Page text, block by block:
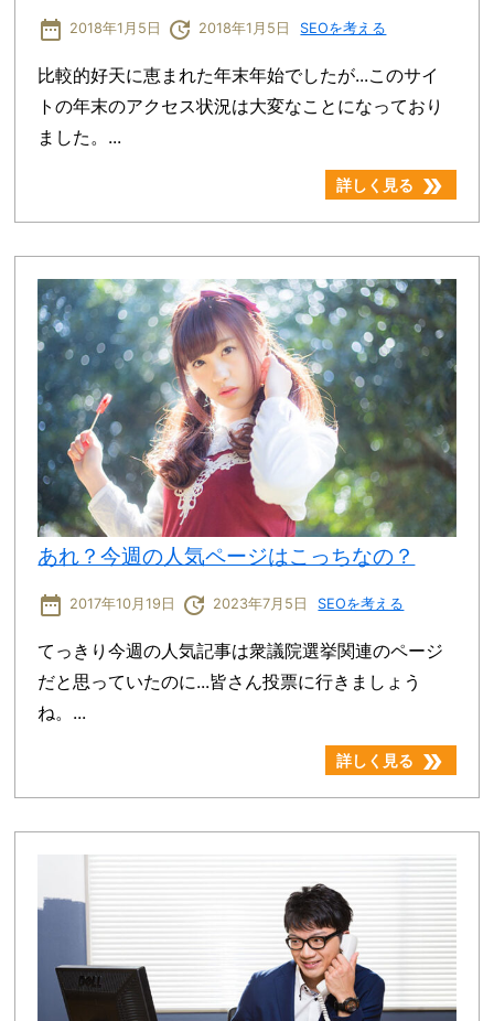
date_range 2018年1月5日 update 2018年1月5日 SEOを考える
比較的好天に恵まれた年末年始でしたが...このサイ
トの年末のアクセス状況は大変なことになっており
ました。...
詳しく見る double_arrow
あれ？今週の人気ページはこっちなの？
date_range 2017年10月19日 update 2023年7月5日 SEOを考える
てっきり今週の人気記事は衆議院選挙関連のページ
だと思っていたのに...皆さん投票に行きましょう
ね。...
詳しく見る double_arrow